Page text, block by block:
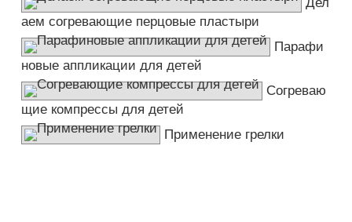
Дел
аем согревающие перцовые пластыри
Парафи
новые аппликации для детей
Cогреваю
щие компрессы для детей
Применение грелки